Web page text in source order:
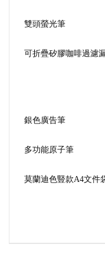
雙頭螢光筆
可折疊矽膠咖啡過濾
銀色廣告筆
多功能原子筆
莫蘭迪色豎款A4文件